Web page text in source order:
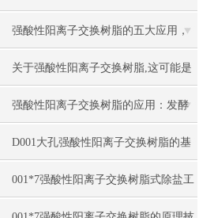
脂质量的关键
强酸性阳离子交换树脂的五大应用，
你知道吗？
关于强酸性阳离子交换树脂,这可能是
一篇刷新你认知的文章
强酸性阳离子交换树脂的应用：发酵
工程师认知升级
D001大孔强酸性阳离子交换树脂的基
本类型
001*7强酸性阳离子交换树脂式除盐工
艺的特点